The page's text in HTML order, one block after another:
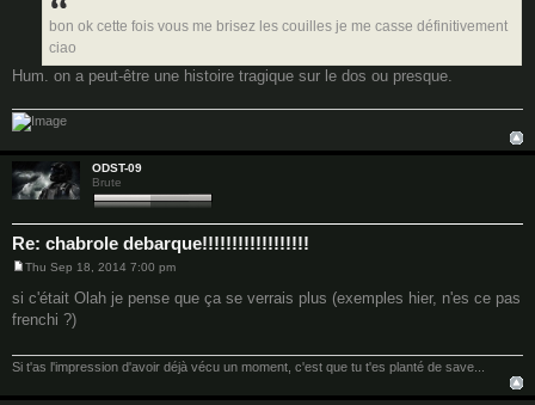
bon ok cette fois vous me brisez les couilles je me casse définitivement
ciao
Hum. on a peut-être une histoire tragique sur le dos ou presque.
ODST-09
Brute
Re: chabrole debarque!!!!!!!!!!!!!!!!!!
s
t
Thu Sep 18, 2014 7:00 pm
si c'était Olah je pense que ça se verrais plus (exemples hier, n'es ce pas
frenchi ?)
Si t'as l'impression d'avoir déjà vécu un moment, c'est que tu t'es planté de save...